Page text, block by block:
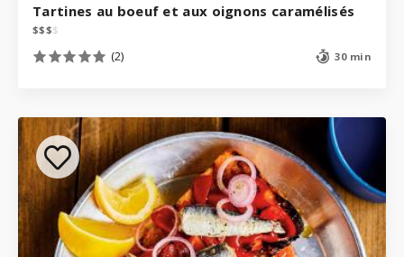
Tartines au boeuf et aux oignons caramélisés
$$$$
(2) 30 min